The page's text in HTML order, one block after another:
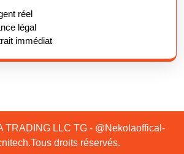
réel
légal
immédiat
TRADING LLC TG - @Nekolaoffical-
droits réservés.